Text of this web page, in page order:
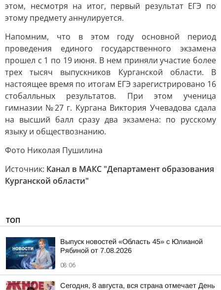
этом, несмотря на итог, первый результат ЕГЭ по
этому предмету аннулируется.
Напомним, что в этом году основной период
проведения единого государственного экзамена
прошел с 1 по 19 июня. В нем приняли участие более
трех тысяч выпускников Курганской области. В
настоящее время по итогам ЕГЭ зарегистрировано 16
стобалльных результатов. При этом ученица
гимназии №27 г. Кургана Виктория Учевадова сдала
на высший балл сразу два экзамена: по русскому
языку и обществознанию.
Фото Николая Пушилина
Источник: Канал в МАКС "Департамент образования
Курганской области"
ТОП
Выпуск новостей «Область 45» с Юлианой
Рябиной от 7.08.2026
08:06
Сегодня, 8 августа, вся страна отмечает День